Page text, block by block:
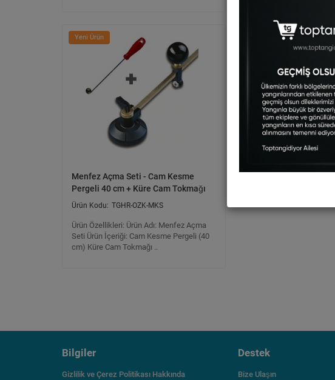
Yeni Ürün
Menfez Açma Seti - Cam Kesme
Pergeli 40 cm + Küre Cam Tokmağı
TGHR-OZK-MKS
Ürün Özellikleri: Ürün Adı: Menfez Açma
Seti Ürün İçeriği: Cam Kesme Pergeli (40
cm) Küre Cam Tokmağı ..
Bilgiler
Gizlilik ve Çerez Politikası Hakkında
Destek
Bize Ulaşın